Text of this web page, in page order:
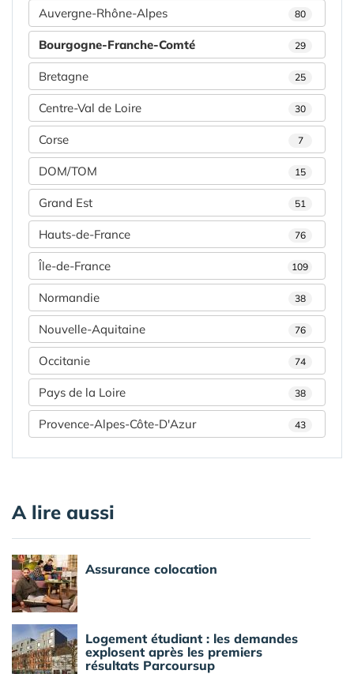
Auvergne-Rhône-Alpes 80
Bourgogne-Franche-Comté 29
Bretagne 25
Centre-Val de Loire 30
Corse 7
DOM/TOM 15
Grand Est 51
Hauts-de-France 76
Île-de-France 109
Normandie 38
Nouvelle-Aquitaine 76
Occitanie 74
Pays de la Loire 38
Provence-Alpes-Côte-D'Azur 43
A lire aussi
Assurance colocation
Logement étudiant : les demandes
explosent après les premiers
résultats Parcoursup